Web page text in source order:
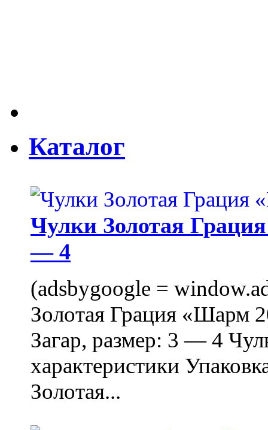
Каталог
Чулки Золотая
— 4
(adsbygoogle =
Золотая Грация «Шарм
Загар, размер: 3 — 4
характеристики
Золотая...